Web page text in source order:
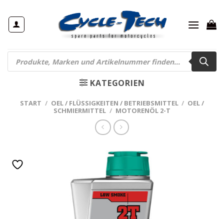
Inhalt
springen
Products
search
KATEGORIEN
START / OEL / FLÜSSIGKEITEN / BETRIEBSMITTEL / OEL /
SCHMIERMITTEL / MOTORENÖL 2-T